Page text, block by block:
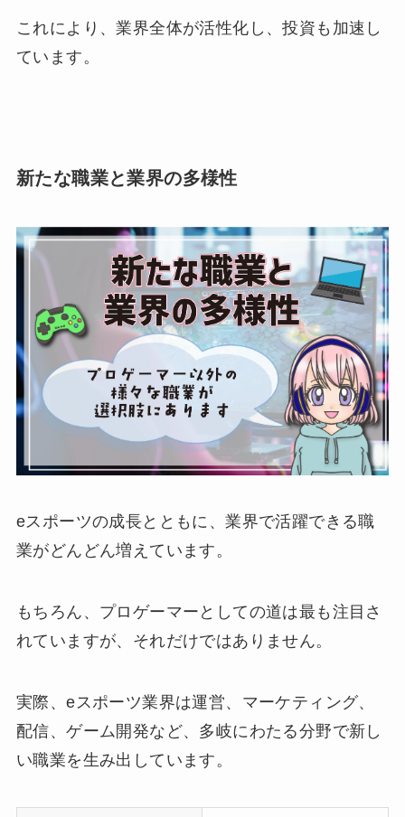
これにより、業界全体が活性化し、投資も加速し
ています。
新たな職業と業界の多様性
eスポーツの成長とともに、業界で活躍できる職
業がどんどん増えています。
もちろん、プロゲーマーとしての道は最も注目さ
れていますが、それだけではありません。
実際、eスポーツ業界は運営、マーケティング、
配信、ゲーム開発など、多岐にわたる分野で新し
い職業を生み出しています。